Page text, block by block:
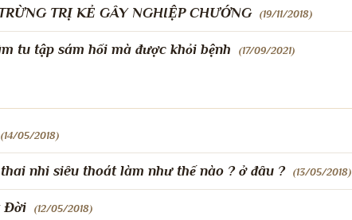
TRỊ KẺ GÂY NGHIỆP CHƯỚNG (19/11/2018)
tu tập sám hối mà được khỏi bệnh (17/09/2021)
(14/05/2018)
nhi siêu thoát làm như thế nào ? ở đâu ? (13/05/2018)
Đời (12/05/2018)